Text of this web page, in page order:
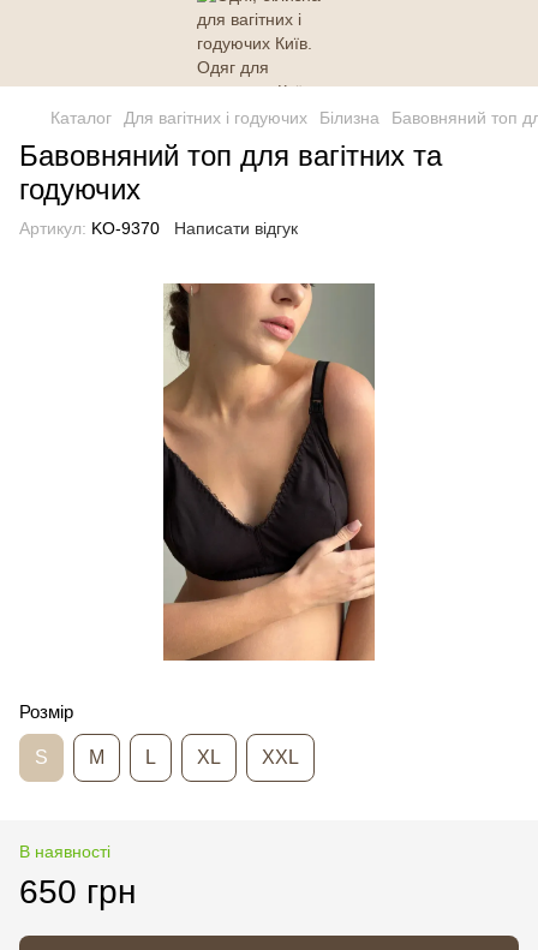
Каталог Для вагітних і годуючих Білизна Бавовняний топ
Бавовняний топ для вагітних та
годуючих
Артикул: KO-9370 Написати відгук
Розмір
S M L XL XXL
В наявності
650 грн